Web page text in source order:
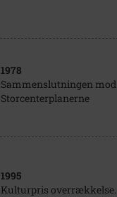
1978
Sammenslutningen mod
Storcenterplanerne
1995
Kulturpris overrækkelse.